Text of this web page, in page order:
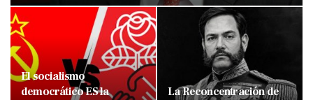
El socialismo
democrático ES la
La Reconcentración de